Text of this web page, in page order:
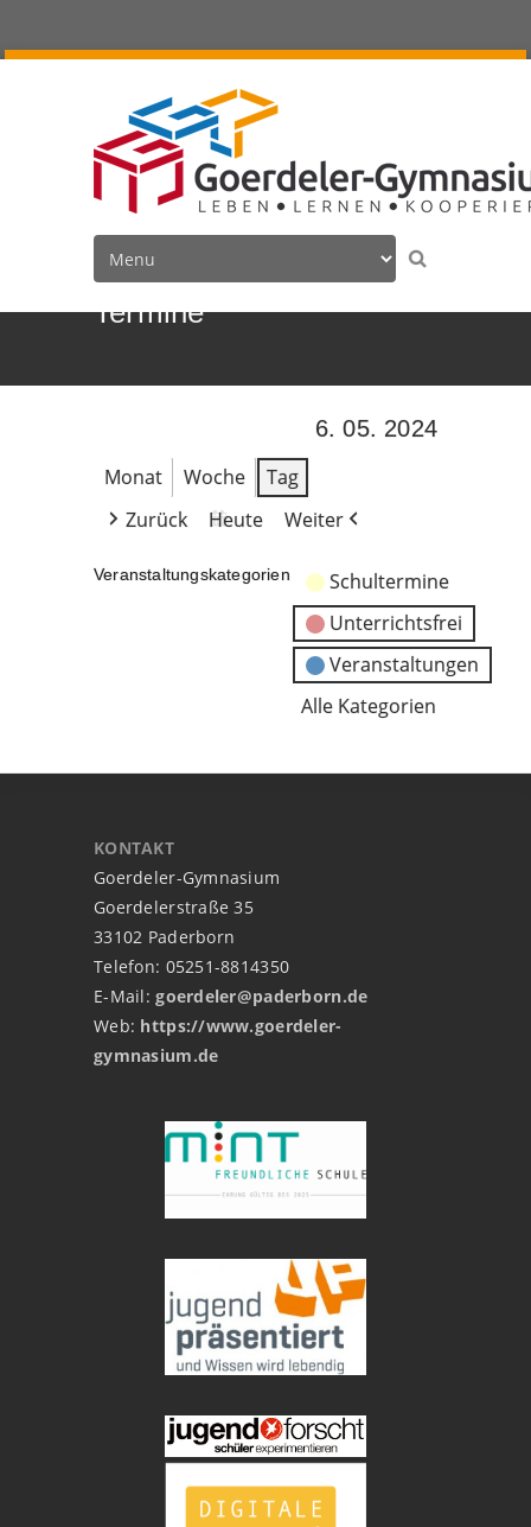
Termine
6. 05. 2024
Monat
Woche
Tag
Zurück
Heute Weiter
Veranstaltungskategorien
Schultermine
Unterrichtsfrei
Veranstaltungen
Alle Kategorien
KONTAKT
Goerdeler-Gymnasium
Goerdelerstraße 35
33102 Paderborn
Telefon: 05251-8814350
E-Mail:goerdeler@paderborn.de
Web: https://www.goerdeler-
gymnasium.de